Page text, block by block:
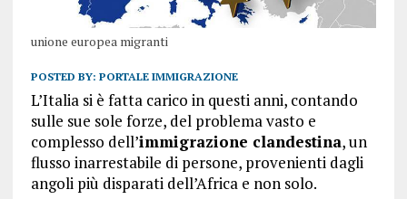
unione europea migranti
POSTED BY: PORTALE IMMIGRAZIONE
L’Italia si è fatta carico in questi anni, contando
sulle sue sole forze, del problema vasto e
complesso dell’immigrazione clandestina, un
flusso inarrestabile di persone, provenienti dagli
angoli più disparati dell’Africa e non solo.